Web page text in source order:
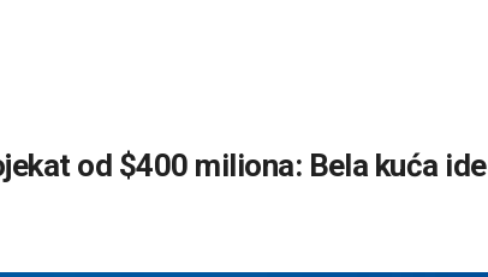
od $400 miliona: Bela kuća ide